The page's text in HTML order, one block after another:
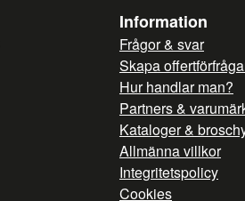
Information
Frågor & svar
Skapa
Hur handlar man?
Partners &
Kataloger &
Allmänna villkor
Integritetspolicy
Cookies